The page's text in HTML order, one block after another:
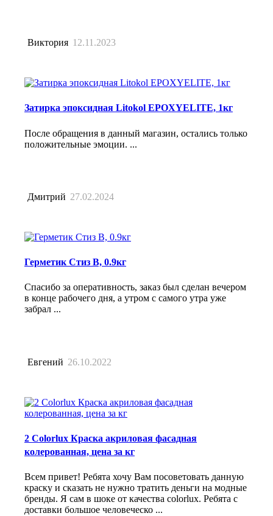
Виктория 12.11.2023
Затирка эпоксидная Litokol EPOXYELITE, 1кг
После обращения в данный магазин, остались только
положительные эмоции. ...
Дмитрий 27.02.2024
Герметик Стиз В, 0.9кг
Спасибо за оперативность, заказ был сделан вечером
в конце рабочего дня, а утром с самого утра уже
забрал ...
Евгений 26.10.2022
2 Colorlux Краска акриловая фасадная
колерованная, цена за кг
Всем привет! Ребята хочу Вам посоветовать данную
краску и сказать не нужно тратить деньги на модные
бренды. Я сам в шоке от качества colorlux. Ребята с
доставки большое человеческо ...